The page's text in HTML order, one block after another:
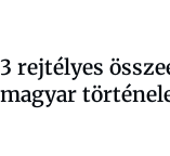
3 rejtélyes
magyar